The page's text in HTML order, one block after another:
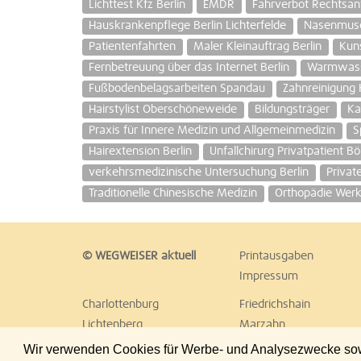
Wir verwenden Cookies für Werbe- und Analysezwecke
Lichttest Kfz Berlin
EMDR Fahrverbot
Hauskrankenpflege Berlin Lichterfelde
Patientenfahrten
Maler Kleinauftrag Berlin
Fernbetreuung über das Internet Berlin
Fußbodenbelagsarbeiten Spandau
Zahnreinigung
Hairstylist Oberschöneweide
Bildungsträger
Praxis für Innere Medizin und Allgemeinmedizin
Hairextension Berlin
Unfallchirurg Privatpatient
verkehrsmedizinische Untersuchung Berlin
Traditionelle Chinesische Medizin
Orthopädie
© WEGWEISER aktuell Printausgaben
Impressum
Charlottenburg Friedrichshain
Lichtenberg
Marzahn
Reinickendorf
Schöneberg